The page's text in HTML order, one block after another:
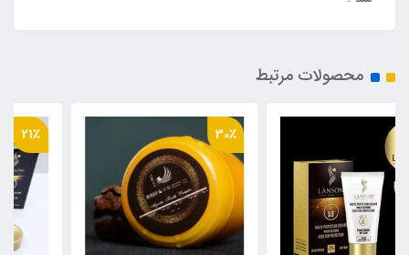
محصولات مرتبط
21٪